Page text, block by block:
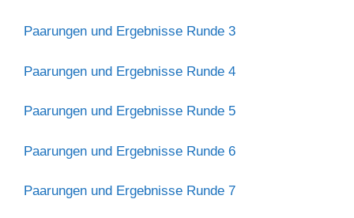
Paarungen und Ergebnisse Runde 3
Paarungen und Ergebnisse Runde 4
Paarungen und Ergebnisse Runde 5
Paarungen und Ergebnisse Runde 6
Paarungen und Ergebnisse Runde 7